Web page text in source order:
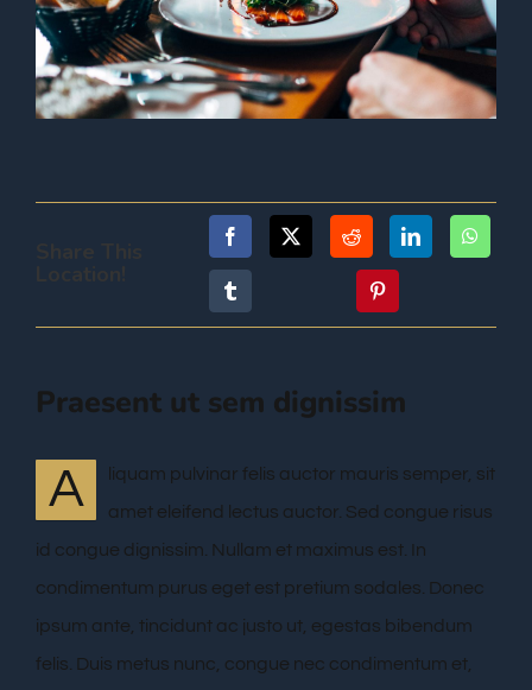
CONTACT
Praesent ut sem dignissim
A
liquam pulvinar felis auctor mauris semper, sit
amet eleifend lectus auctor. Sed congue risus
id congue dignissim. Nullam et maximus est. In
condimentum purus eget est pretium sodales. Donec
ipsum ante, tincidunt ac justo ut, egestas bibendum
felis. Duis metus nunc, congue nec condimentum et,